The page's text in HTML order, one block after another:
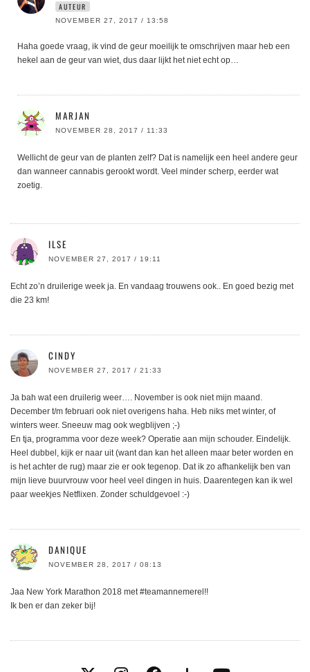
AUTEUR
NOVEMBER 27, 2017 / 13:58
Haha goede vraag, ik vind de geur moeilijk te omschrijven maar heb een
hekel aan de geur van wiet, dus daar lijkt het niet echt op…
MARJAN
NOVEMBER 28, 2017 / 11:33
Wellicht de geur van de planten zelf? Dat is namelijk een heel andere geur
dan wanneer cannabis gerookt wordt. Veel minder scherp, eerder wat
zoetig.
ILSE
NOVEMBER 27, 2017 / 19:11
Echt zo’n druilerige week ja. En vandaag trouwens ook.. En goed bezig met
die 23 km!
CINDY
NOVEMBER 27, 2017 / 21:33
Ja bah wat een druilerig weer…. November is ook niet mijn maand.
December t/m februari ook niet overigens haha. Heb niks met winter, of
winters weer. Sneeuw mag ook wegblijven ;-)
En tja, programma voor deze week? Operatie aan mijn schouder. Eindelijk.
Heel dubbel, kijk er naar uit (want dan kan het alleen maar beter worden en
is het achter de rug) maar zie er ook tegenop. Dat ik zo afhankelijk ben van
mijn lieve buurvrouw voor heel veel dingen in huis. Daarentegen kan ik wel
paar weekjes Netflixen. Zonder schuldgevoel :-)
DANIQUE
NOVEMBER 28, 2017 / 08:13
Jaa New York Marathon 2018 met #teamannemerel!!
Ik ben er dan zeker bij!